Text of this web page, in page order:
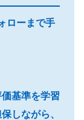
ローまで手
基準を学習
しながら、